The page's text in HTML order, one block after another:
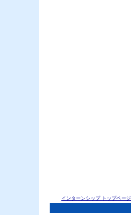
インターンシップ トップページ